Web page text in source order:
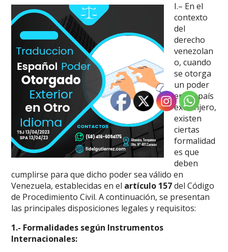
I.– En el
contexto
del
derecho
venezolan
o, cuando
se otorga
un poder
en un país
extranjero,
existen
ciertas
formalidad
es que
deben
cumplirse para que dicho poder sea válido en
Venezuela, establecidas en el artículo 157del Código
de Procedimiento Civil. A continuación, se presentan
las principales disposiciones legales y requisitos:
1.- Formalidades según Instrumentos
Internacionales: